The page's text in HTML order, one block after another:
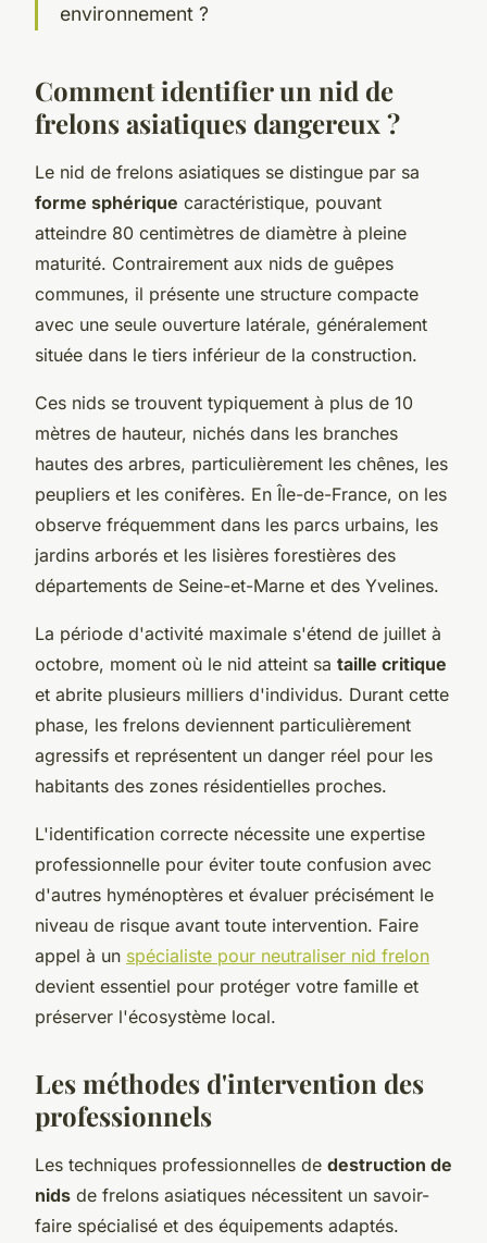
environnement ?
Comment identifier un nid de
frelons asiatiques dangereux ?
Le nid de frelons asiatiques se distingue par sa
forme sphérique caractéristique, pouvant
atteindre 80 centimètres de diamètre à pleine
maturité. Contrairement aux nids de guêpes
communes, il présente une structure compacte
avec une seule ouverture latérale, généralement
située dans le tiers inférieur de la construction.
Ces nids se trouvent typiquement à plus de 10
mètres de hauteur, nichés dans les branches
hautes des arbres, particulièrement les chênes, les
peupliers et les conifères. En Île-de-France, on les
observe fréquemment dans les parcs urbains, les
jardins arborés et les lisières forestières des
départements de Seine-et-Marne et des Yvelines.
La période d'activité maximale s'étend de juillet à
octobre, moment où le nid atteint sa taille critique
et abrite plusieurs milliers d'individus. Durant cette
phase, les frelons deviennent particulièrement
agressifs et représentent un danger réel pour les
habitants des zones résidentielles proches.
L'identification correcte nécessite une expertise
professionnelle pour éviter toute confusion avec
d'autres hyménoptères et évaluer précisément le
niveau de risque avant toute intervention. Faire
appel à un spécialiste pour neutraliser nid frelon
devient essentiel pour protéger votre famille et
préserver l'écosystème local.
Les méthodes d'intervention des
professionnels
Les techniques professionnelles de destruction de
nids de frelons asiatiques nécessitent un savoir-
faire spécialisé et des équipements adaptés.